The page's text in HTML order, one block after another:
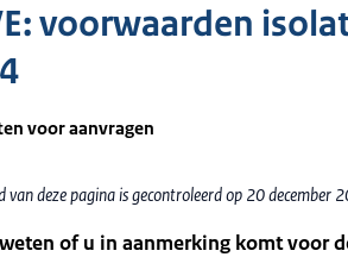
voorwaarden
voor aanvragen
van deze pagina is gecontroleerd op 20 december
of u in aanmerking komt voor